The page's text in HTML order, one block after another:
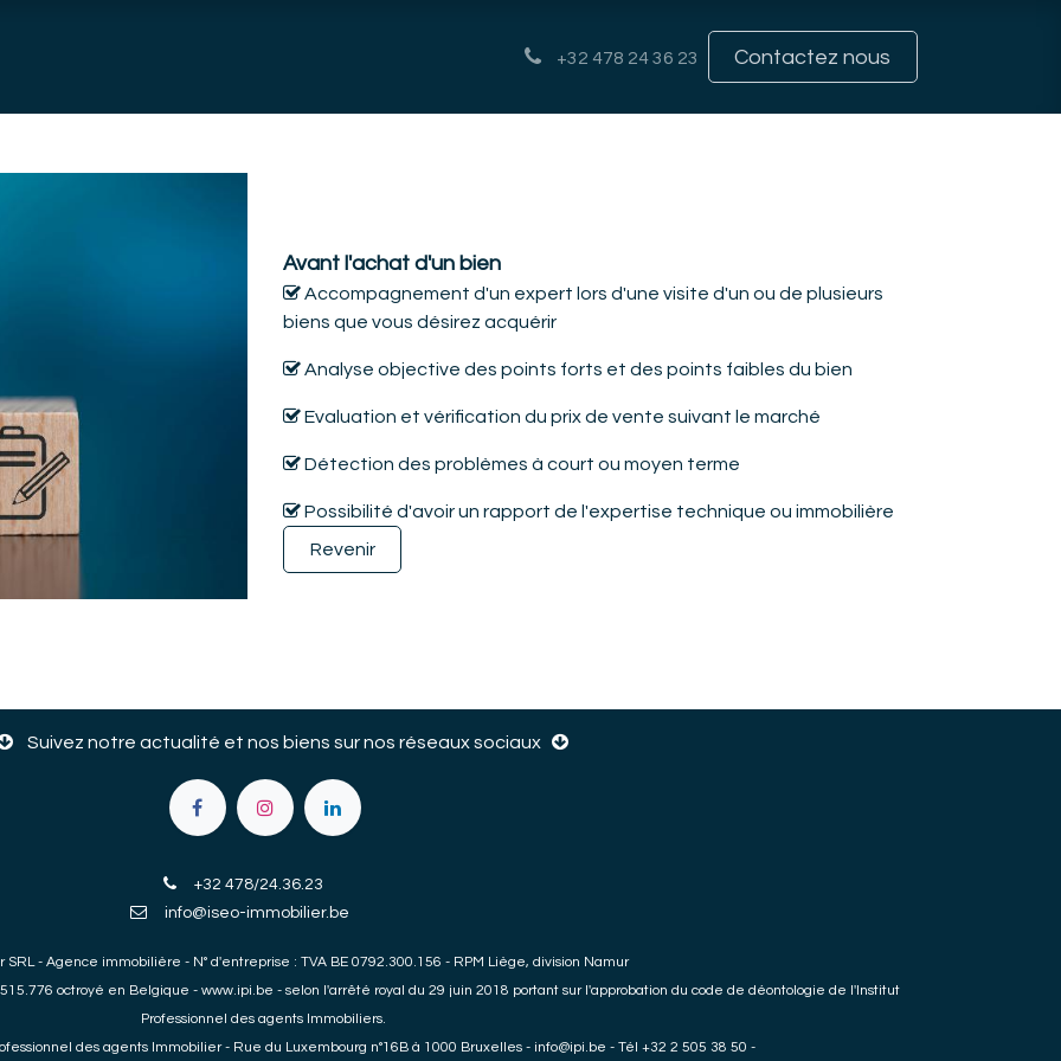
+32 478 24 36 23 Contactez nous
Avant l'achat d'un bien
Accompagnement d'un expert lors d'une visite d'un ou de plusieurs
biens que vous désirez acquérir
Analyse objective des points forts et des points faibles du bien
Evaluation et vérification du prix de vente suivant le marché
Détection des problèmes à court ou moyen terme
Possibilité d'avoir un rapport de l'expertise technique ou immobilière
Revenir
Suivez notre actualité et nos biens sur nos réseaux sociaux
+32 478/24.36.23
info@iseo-immobilier.be
SRL - Agence immobilière - N° d'entreprise : TVA BE 0792.300.156 - RPM Liège, division Namur
octroyé en Belgique - www.ipi.be - selon l'arrêté royal du 29 juin 2018 portant sur l'approbation du code de déontologie de l'Institut
Professionnel des agents Immobiliers.
des agents Immobilier - Rue du Luxembourg n°16B à 1000 Bruxelles - info@ipi.be - Tél +32 2 505 38 50 -